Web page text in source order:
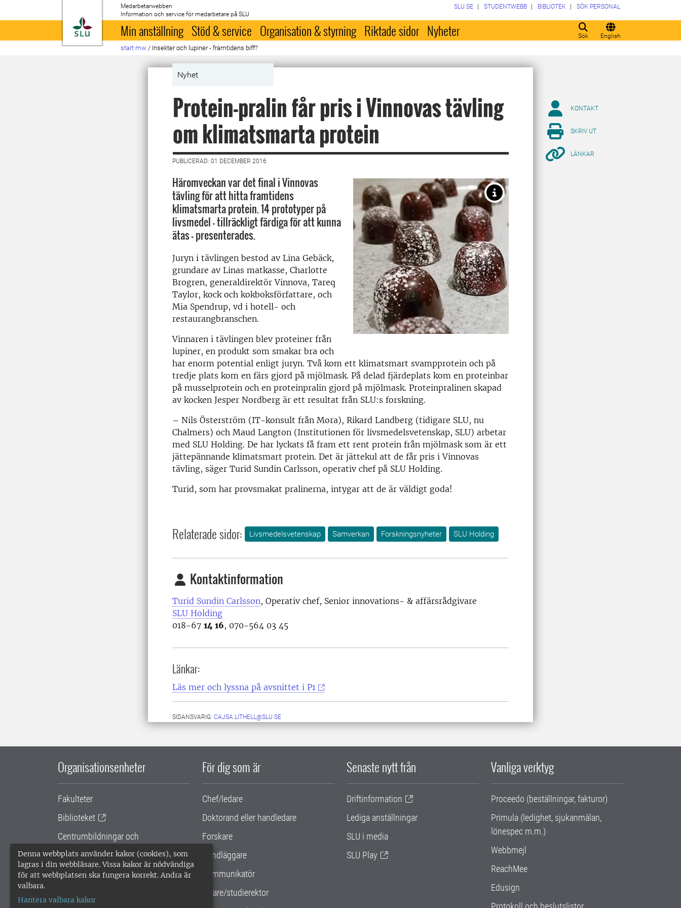
Denna webbplats använder kakor (cookies), som
lagras i din webbläsare. Vissa kakor är nödvändiga
för att webbplatsen ska fungera korrekt. Andra är
valbara.
Hantera valbara kakor
Till startsida
Medarbetarwebben
Information och service för medarbetare på SLU
Sök English
SLU.SE STUDENTWEBB BIBLIOTEK SÖK PERSONAL
Min anställning Stöd & service Organisation & styrning Riktade sidor Nyheter
start mw / Insekter och lupiner - framtidens biff?
Nyhet
Protein-pralin får pris i Vinnovas tävling
om klimatsmarta protein
PUBLICERAD: 01 DECEMBER 2016
Häromveckan var det final i Vinnovas
tävling för att hitta framtidens
klimatsmarta protein. 14 prototyper på
livsmedel – tillräckligt färdiga för att kunna
ätas – presenterades.
Juryn i tävlingen bestod av Lina Gebäck,
grundare av Linas matkasse, Charlotte
Brogren, generaldirektör Vinnova, Tareq
Taylor, kock och kokboksförfattare, och
Mia Spendrup, vd i hotell- och
restaurangbranschen.
Vinnaren i tävlingen blev proteiner från
lupiner, en produkt som smakar bra och
har enorm potential enligt juryn. Två kom ett klimatsmart svampprotein och på
tredje plats kom en färs gjord på mjölmask. På delad fjärdeplats kom en proteinbar
på musselprotein och en proteinpralin gjord på mjölmask. Proteinpralinen skapad
av kocken Jesper Nordberg är ett resultat från SLU:s forskning.
– Nils Österström (IT-konsult från Mora), Rikard Landberg (tidigare SLU, nu
Chalmers) och Maud Langton (Institutionen för livsmedelsvetenskap, SLU) arbetar
med SLU Holding. De har lyckats få fram ett rent protein från mjölmask som är ett
jättepännande klimatsmart protein. Det är jättekul att de får pris i Vinnovas
tävling, säger Turid Sundin Carlsson, operativ chef på SLU Holding.
Turid, som har provsmakat pralinerna, intygar att de är väldigt goda!
Relaterade sidor: Livsmedelsvetenskap Samverkan Forskningsnyheter SLU Holding
Kontaktinformation
Turid Sundin Carlsson, Operativ chef, Senior innovations- & affärsrådgivare
SLU Holding
018-67 14 16, 070-564 03 45
Länkar:
Läs mer och lyssna på avsnittet i P1
SIDANSVARIG: CAJSA.LITHELL@SLU.SE
KONTAKT
SKRIV UT
LÄNKAR
Organisationsenheter
Fakulteter
Biblioteket
Centrumbildningar och
samarbetsprojekt
Gemensamma verksamhetsstödet
För dig som är
Chef/ledare
Doktorand eller handledare
Forskare
Handläggare
Kommunikatör
Lärare/studierektor
Senaste nytt från
Driftinformation
Lediga anställningar
SLU i media
SLU Play
Vanliga verktyg
Proceedo (beställningar, fakturor)
Primula (ledighet, sjukanmälan,
lönespec m.m.)
Webbmejl
ReachMee
Edusign